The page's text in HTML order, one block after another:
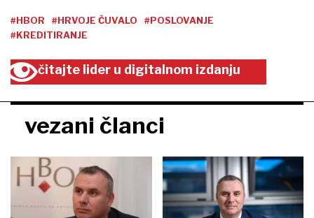
projekte vrijedne 1,17
milijardi eura
razvitak je u 2024. podržao
preko 3 tisuće projekata s više
od 1,17 milijardi eura
mjeseci odobrio 600
najnovije